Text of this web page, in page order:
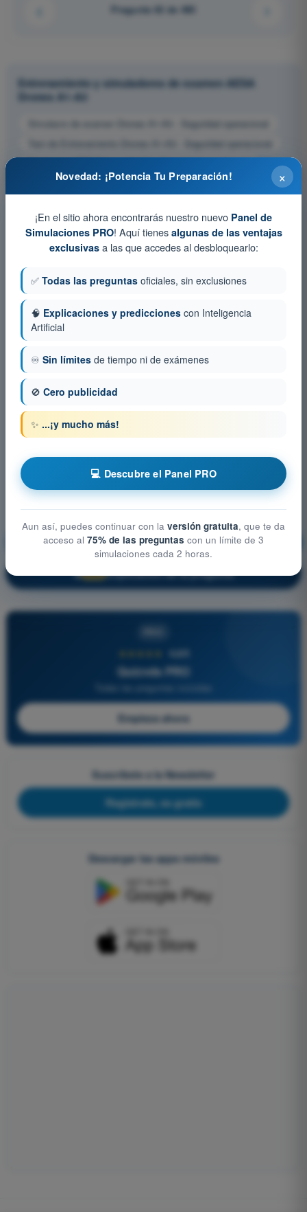
Pregunta 62 de 485
Entrenamiento y simuladores de examen AESA
Drones A1-A3
Simulacro de examen Drones A1-A3 - Seguridad operacional
Test de Entrenamiento Drones A1-A3 - Seguridad operacional
Seguridad operacional ¡Entrenamiento!
🔒 PRO Explicación de la pregunta
4,6/5
Quizvds PRO
Empieza ahora
Suscríbete a la Newsletter
Regístrate, es gratis
Descargar las apps móviles
×
Novedad: ¡Potencia Tu Preparación!
¡En el sitio ahora encontrarás nuestro nuevo Panel de
Simulaciones PRO! Aquí tienes algunas de las ventajas
exclusivasa las que accedes al desbloquearlo:
✅ Todas las preguntas oficiales, sin exclusiones
🧠 Explicaciones y predicciones con Inteligencia
Artificial
♾️ Sin límites de tiempo ni de exámenes
🚫 Cero publicidad
✨ ...¡y mucho más!
💻 Descubre el Panel PRO
Aun así, puedes continuar con la versión gratuita, que te da
acceso al 75% de las preguntas con un límite de 3
simulaciones cada 2 horas.